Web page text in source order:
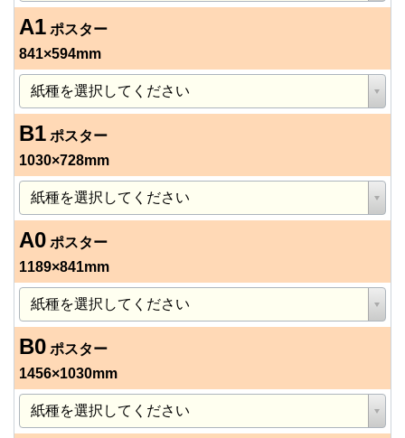
A1ポスター
841×594mm
B1ポスター
1030×728mm
A0ポスター
1189×841mm
B0ポスター
1456×1030mm